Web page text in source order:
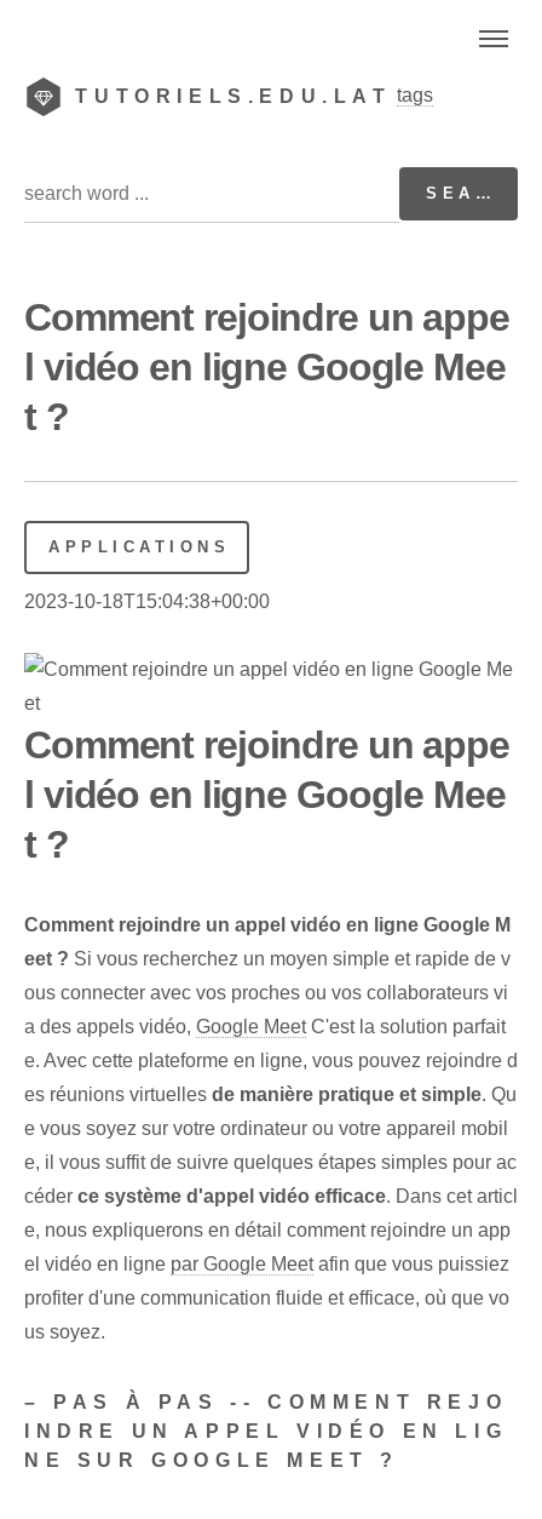
TUTORIELS.EDU.LAT tags
Comment rejoindre un appe
l vidéo en ligne Google Mee
t ?
APPLICATIONS
2023-10-18T15:04:38+00:00
Comment rejoindre un appe
l vidéo en ligne Google Mee
t ?
Comment rejoindre un appel vidéo en ligne Google⁤ M
eet ? Si vous recherchez un moyen simple et rapide de v
ous connecter avec vos proches ou vos collaborateurs vi
a des appels vidéo, Google MeetC'est la solution parfait
e. Avec cette plateforme en ligne, vous pouvez rejoindre d
es réunions virtuelles de manière pratique et simple. Qu
e vous soyez sur votre ordinateur ou votre appareil mobil
e, il vous suffit de suivre quelques étapes simples pour ac
céder ce système d'appel vidéo efficace.⁤ Dans cet articl
e, nous expliquerons en détail comment rejoindre un app
el vidéo en ligne par Google Meetafin que vous puissiez
profiter d'une communication fluide⁤ et efficace, où que vo
us soyez.
– PAS À PAS -- COMMENT REJO
INDRE UN APPEL VIDÉO EN LIG
NE SUR GOOGLE MEET ?